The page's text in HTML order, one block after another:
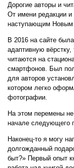
Дорогие авторы и
От имени редакции
наступающим Новым
В 2016 на сайте
адаптивную
читаются на
смартфонов. Был
для авторов
котором легко
фотографии.
На этом перемены не
начале следующего
Наконец-то я могу
долгожданный
быт?» Первый опыт